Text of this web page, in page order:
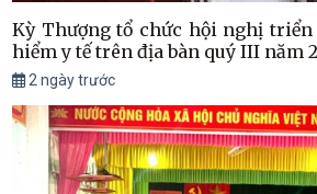
Kỳ Thượng tổ chức hội nghị triển
hiểm y tế trên địa bàn quý III năm
2 ngày trước